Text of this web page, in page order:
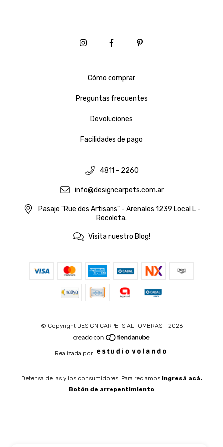
Cómo comprar
Preguntas frecuentes
Devoluciones
Facilidades de pago
4811 - 2260
info@designcarpets.com.ar
Pasaje "Rue des Artisans" - Arenales 1239 Local L -
Recoleta.
Visita nuestro Blog!
© Copyright DESIGN CARPETS ALFOMBRAS - 2026
Realizada por
Defensa de las y los consumidores. Para reclamos ingresá acá.
Botón de arrepentimiento